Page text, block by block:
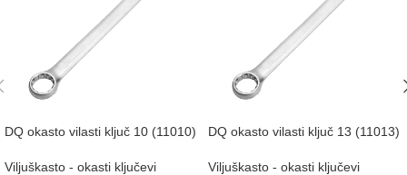
DQ okasto vilasti ključ 10 (11010)
Viljuškasto - okasti ključevi
DQ okasto vilasti ključ 13 (11013)
Viljuškasto - okasti ključevi